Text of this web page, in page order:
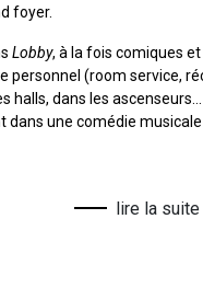
foyer.
Lobby, à la fois comiques
personnel (room service,
halls, dans les
une comédie
lire la